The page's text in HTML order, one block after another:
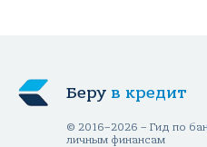
Беру в кредит
© 2016–2026 – Гид по
личным финансам